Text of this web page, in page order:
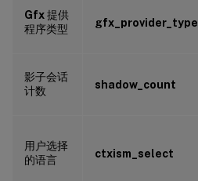
Gfx提供
程序类型
gfx_provider_type
影子会话
计数
shadow_count
用户选择
的语言
ctxism_select